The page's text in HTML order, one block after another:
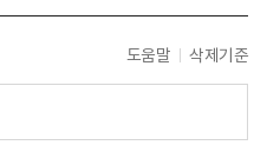
도움말 삭제기준